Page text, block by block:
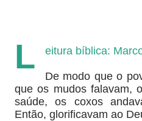
L eitura bíblica:
De modo que o
que os mudos falavam,
saúde, os coxos
Então, glorificavam ao